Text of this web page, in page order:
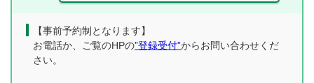
【事前予約制となります】
お電話か、ご覧のHPの”登録受付”からお問い合わせくだ
さい。